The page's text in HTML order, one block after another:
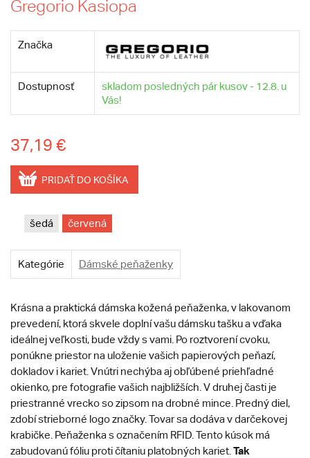
Gregorio Kasiopa
Značka
Dostupnosť
skladom posledných pár kusov - 12.8. u
Vás!
37,19 €
PRIDAŤ DO KOŠÍKA
šedá červená
Kategórie Dámské peňaženky
Krásna a praktická dámska kožená peňaženka, v lakovanom
prevedení, ktorá skvele doplní vašu dámsku tašku a vďaka
ideálnej veľkosti, bude vždy s vami. Po roztvorení cvoku,
ponúkne priestor na uloženie vašich papierových peňazí,
dokladov i kariet. Vnútri nechýba aj obľúbené priehľadné
okienko, pre fotografie vašich najbližších. V druhej časti je
priestranné vrecko so zipsom na drobné mince. Predný diel,
zdobí strieborné logo značky. Tovar sa dodáva v darčekovej
krabičke. Peňaženka s označením RFID. Tento kúsok má
zabudovanú fóliu proti čítaniu platobných kariet. Tak